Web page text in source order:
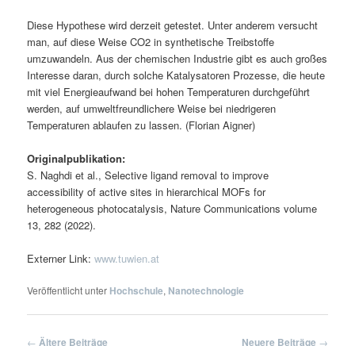
Diese Hypothese wird derzeit getestet. Unter anderem versucht
man, auf diese Weise CO2 in synthetische Treibstoffe
umzuwandeln. Aus der chemischen Industrie gibt es auch großes
Interesse daran, durch solche Katalysatoren Prozesse, die heute
mit viel Energieaufwand bei hohen Temperaturen durchgeführt
werden, auf umweltfreundlichere Weise bei niedrigeren
Temperaturen ablaufen zu lassen. (Florian Aigner)
Originalpublikation:
S. Naghdi et al., Selective ligand removal to improve
accessibility of active sites in hierarchical MOFs for
heterogeneous photocatalysis, Nature Communications volume
13, 282 (2022).
Externer Link:www.tuwien.at
Veröffentlicht unter Hochschule, Nanotechnologie
Beitragsnavigation
← Ältere Beiträge Neuere Beiträge →